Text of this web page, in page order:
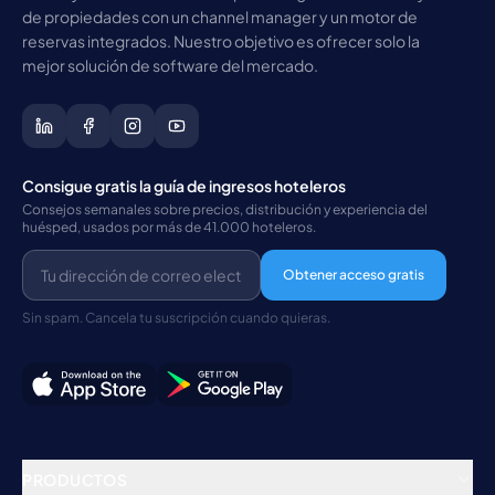
de propiedades con un channel manager y un motor de
reservas integrados. Nuestro objetivo es ofrecer solo la
mejor solución de software del mercado.
Consigue gratis la guía de ingresos hoteleros
Consejos semanales sobre precios, distribución y experiencia del
huésped, usados por más de 41.000 hoteleros.
Obtener acceso gratis
Sin spam. Cancela tu suscripción cuando quieras.